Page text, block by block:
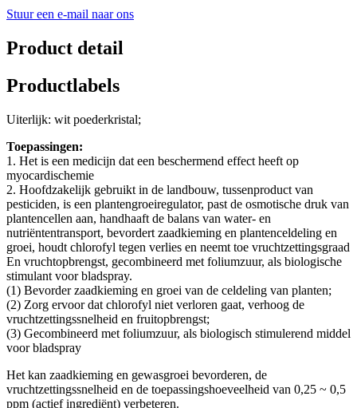
Stuur een e-mail naar ons
Product detail
Productlabels
Uiterlijk: wit poederkristal;
Toepassingen:
1. Het is een medicijn dat een beschermend effect heeft op
myocardischemie
2. Hoofdzakelijk gebruikt in de landbouw, tussenproduct van
pesticiden, is een plantengroeiregulator, past de osmotische druk van
plantencellen aan, handhaaft de balans van water- en
nutriëntentransport, bevordert zaadkieming en plantenceldeling en
groei, houdt chlorofyl tegen verlies en neemt toe vruchtzettingsgraad
En vruchtopbrengst, gecombineerd met foliumzuur, als biologische
stimulant voor bladspray.
(1) Bevorder zaadkieming en groei van de celdeling van planten;
(2) Zorg ervoor dat chlorofyl niet verloren gaat, verhoog de
vruchtzettingssnelheid en fruitopbrengst;
(3) Gecombineerd met foliumzuur, als biologisch stimulerend middel
voor bladspray
Het kan zaadkieming en gewasgroei bevorderen, de
vruchtzettingssnelheid en de toepassingshoeveelheid van 0,25 ~ 0,5
ppm (actief ingrediënt) verbeteren.